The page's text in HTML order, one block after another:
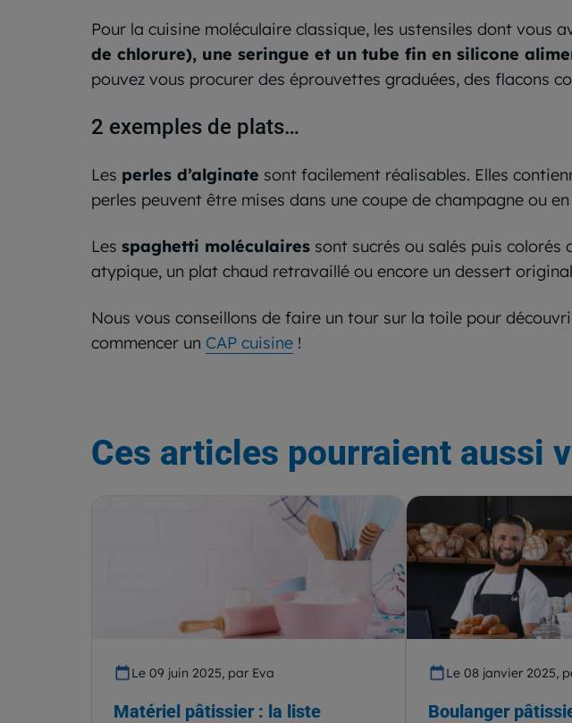
Pour la cuisine moléculaire classique, les ustensiles dont vous
de chlorure), une seringue et un tube fin en silicone
pouvez vous procurer des éprouvettes graduées, des flacons
2 exemples de plats…
Les perles d’alginate sont facilement réalisables. Elles
perles peuvent être mises dans une coupe de champagne ou
Les spaghetti moléculaires sont sucrés ou salés puis colorés
atypique, un plat chaud retravaillé ou encore un dessert
Nous vous conseillons de faire un tour sur la toile pour
commencer un CAP cuisine !
Ces articles pourraient aussi
Le 09 juin 2025, par Eva
Matériel pâtissier : la liste
Le 08 janvier 2025,
Boulanger